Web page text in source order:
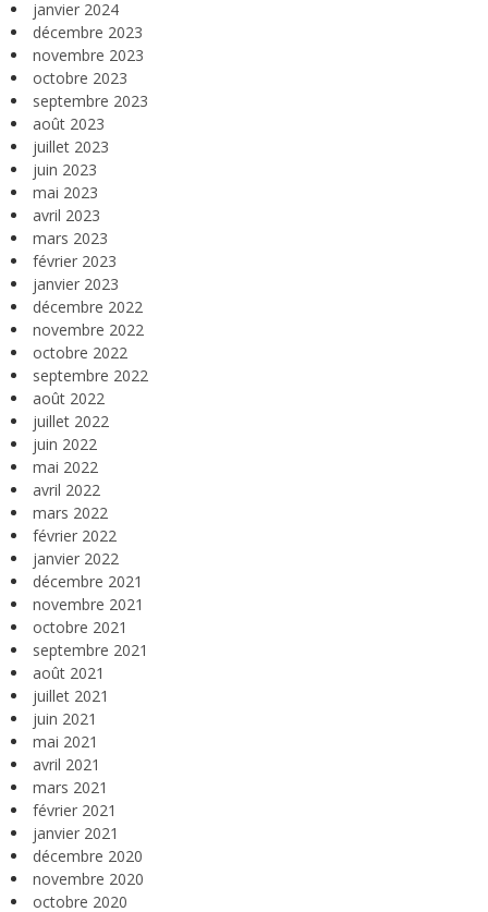
janvier 2024
décembre 2023
novembre 2023
octobre 2023
septembre 2023
août 2023
juillet 2023
juin 2023
mai 2023
avril 2023
mars 2023
février 2023
janvier 2023
décembre 2022
novembre 2022
octobre 2022
septembre 2022
août 2022
juillet 2022
juin 2022
mai 2022
avril 2022
mars 2022
février 2022
janvier 2022
décembre 2021
novembre 2021
octobre 2021
septembre 2021
août 2021
juillet 2021
juin 2021
mai 2021
avril 2021
mars 2021
février 2021
janvier 2021
décembre 2020
novembre 2020
octobre 2020